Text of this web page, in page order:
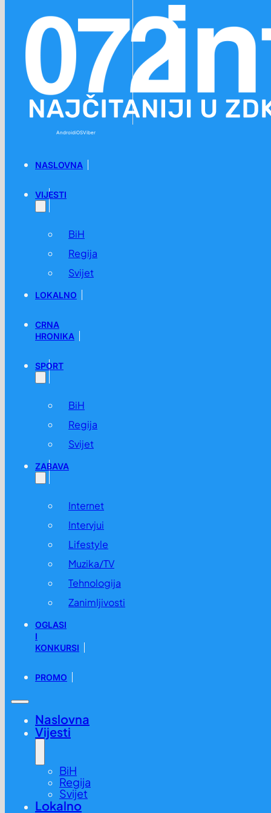
AndroidiOSViber
NASLOVNA
VIJESTI
BiH
Regija
Svijet
LOKALNO
CRNA
HRONIKA
SPORT
BiH
Regija
Svijet
ZABAVA
Internet
Intervjui
Lifestyle
Muzika/TV
Tehnologija
Zanimljivosti
OGLASI
I
KONKURSI
PROMO
Naslovna
Vijesti
BiH
Regija
Svijet
Lokalno